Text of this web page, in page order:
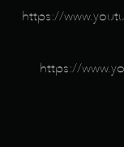
https://
https://